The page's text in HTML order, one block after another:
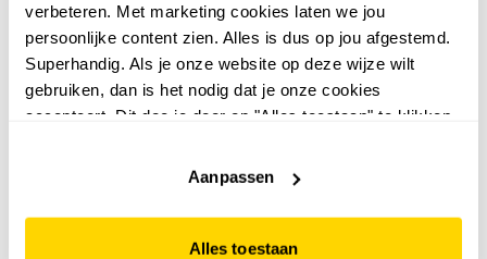
verbeteren. Met marketing cookies laten we jou
persoonlijke content zien. Alles is dus op jou afgestemd.
Superhandig. Als je onze website op deze wijze wilt
gebruiken, dan is het nodig dat je onze cookies
accepteert. Dit doe je door op "Alles toestaan" te klikken.
website niet optimaal functioneert.
Aanpassen
Alles toestaan